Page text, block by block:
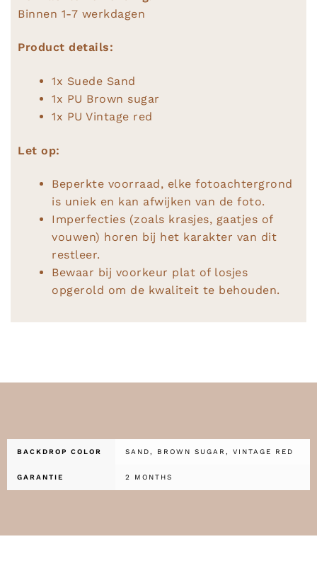
Binnen 1-7 werkdagen
Product details:
1x Suede Sand
1x PU Brown sugar
1x PU Vintage red
Let op:
Beperkte voorraad, elke fotoachtergrond
is uniek en kan afwijken van de foto.
Imperfecties (zoals krasjes, gaatjes of
vouwen) horen bij het karakter van dit
restleer.
Bewaar bij voorkeur plat of losjes
opgerold om de kwaliteit te behouden.
BACKDROP COLOR SAND, BROWN SUGAR, VINTAGE RED
GARANTIE 2 MONTHS